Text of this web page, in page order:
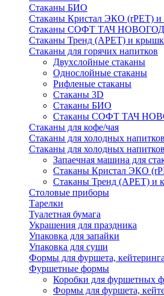
Стаканы БИО
Стаканы Кристал ЭКО (rPET)
Стаканы СОФТ ТАЧ
Стаканы Тренд (APET) и
Стаканы для горячих напитков
Двухслойные стаканы
Однослойные стаканы
Рифленые стаканы
Стаканы 3D
Стаканы БИО
Стаканы СОФТ ТАЧ
Стаканы для кофе/чая
Стаканы для холодных напитков
Стаканы для холодных
Запаечная машина для
Стаканы Кристал ЭКО
Стаканы Тренд (APET) и
Столовые приборы
Тарелки
Туалетная бумага
Украшения для праздника
Упаковка для запайки
Упаковка для суши
Формы для фуршета, кейтеринга
Фуршетные формы
Коробки для фуршетных
Формы для фуршета,